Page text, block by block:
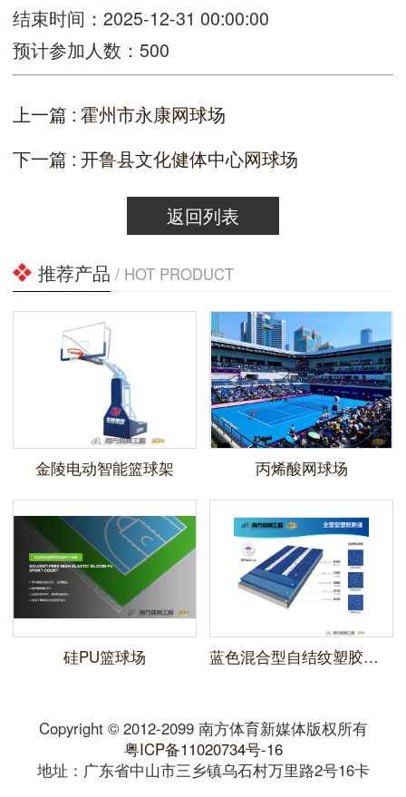
结束时间：2025-12-31 00:00:00
预计参加人数：500
上一篇 : 霍州市永康网球场
下一篇 : 开鲁县文化健体中心网球场
返回列表
推荐产品 / HOT PRODUCT
金陵电动智能篮球架 丙烯酸网球场
硅PU篮球场 蓝色混合型自结纹塑胶跑道
Copyright © 2012-2099 南方体育新媒体版权所有
粤ICP备11020734号-16
地址：广东省中山市三乡镇乌石村万里路2号16卡